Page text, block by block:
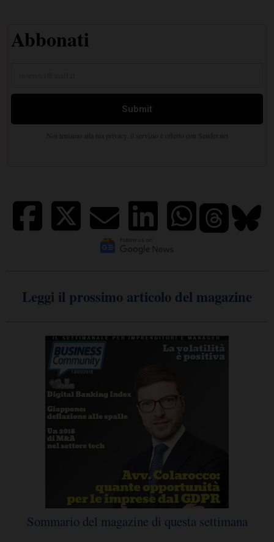
Leggi il prossimo articolo del magazine
Sommario del magazine di questa settimana